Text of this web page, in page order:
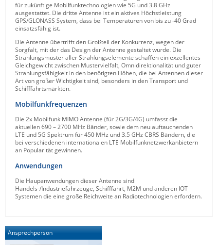
TEKTELIC
Teltonika
Unwired Networks
Vision
WATTECO
Westermo
News zu unseren Herstellern
für zukünftige Mobilfunktechnologien wie 5G und 3.8 GHz
ausgestattet. Die dritte Antenne ist ein aktives Höchstleistung
GPS/GLONASS System, dass bei Temperaturen von bis zu -40 Grad
einsatzsfähig ist.
Die Antenne übertrifft den Großteil der Konkurrenz, wegen der
Sorgfalt, mit der das Design der Antenne gestaltet wurde. Die
Strahlungsmuster aller Strahlungselemente schaffen ein exzellentes
Gleichgewicht zwischen Mustervielfalt, Omnidirektionalität und guter
Strahlungsfähigkeit in den benötigten Höhen, die bei Antennen dieser
Art von großer Wichtigkeit sind, besonders in den Transport und
Schifffahrtsmärkten.
Mobilfunkfrequenzen
Die 2x Mobilfunk MIMO Antenne (für 2G/3G/4G) umfasst die
aktuellen 690 – 2700 MHz Bänder, sowie dem neu auftauchenden
LTE und 5G Spektrum für 450 MHz und 3.5 GHz CBRS Bändern, die
bei verschiedenen internationalen LTE Mobilfunknetzwerkanbietern
an Popularität gewinnen.
Anwendungen
Die Haupanwendungen dieser Antenne sind
Handels-/Industriefahrzeuge, Schifffahrt, M2M und anderen IOT
Systemen die eine große Reichweite an Radiotechnologien erfordern.
Ansprechperson